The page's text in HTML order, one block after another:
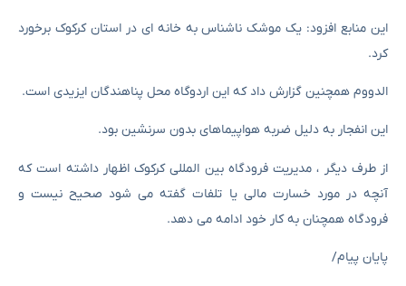
این منابع افزود: یک موشک ناشناس به خانه ای در استان کرکوک برخورد
کرد.
الدووم همچنین گزارش داد که این اردوگاه محل پناهندگان ایزیدی است.
این انفجار به دلیل ضربه هواپیماهای بدون سرنشین بود.
از طرف دیگر ، مدیریت فرودگاه بین المللی کرکوک اظهار داشته است که
آنچه در مورد خسارت مالی یا تلفات گفته می شود صحیح نیست و
فرودگاه همچنان به کار خود ادامه می دهد.
پایان پیام/